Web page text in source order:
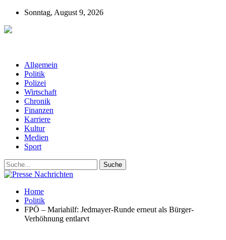
Sonntag, August 9, 2026
Allgemein
Politik
Polizei
Wirtschaft
Chronik
Finanzen
Karriere
Kultur
Medien
Sport
Home
Politik
FPÖ – Mariahilf: Jedmayer-Runde erneut als Bürger-
Verhöhnung entlarvt